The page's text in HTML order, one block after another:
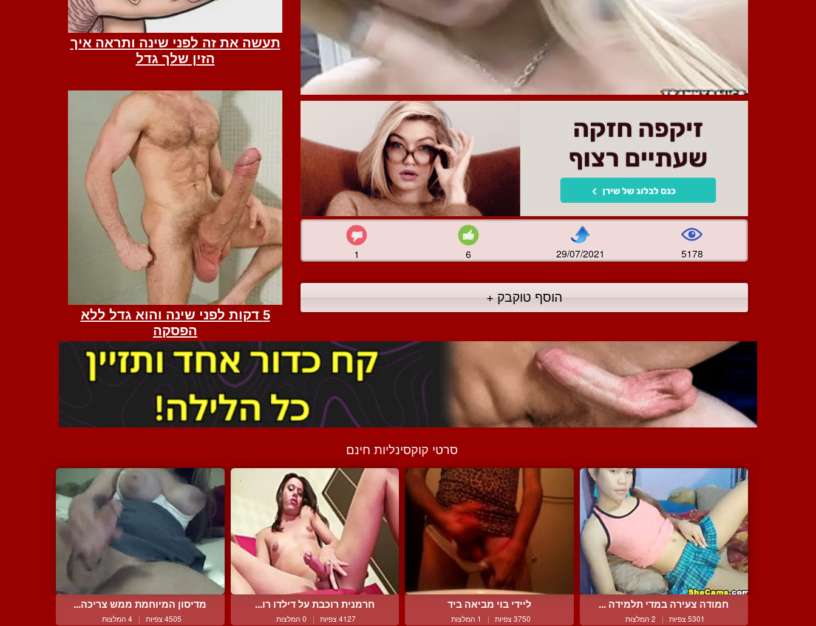
1 6 29/07/2021 5178
הוסף טוקבק +
סרטי קוקסינליות חינם
חמודה צעירה במדי תלמידה ...
5301 צפיות | 2 המלצות
ליידי בוי מביאה ביד
3750 צפיות | 1 המלצות
חרמנית רוכבת על דילדו רו...
4127 צפיות | 0 המלצות
מדיסון המיוחמת ממש צריכה...
4505 צפיות | 4 המלצות